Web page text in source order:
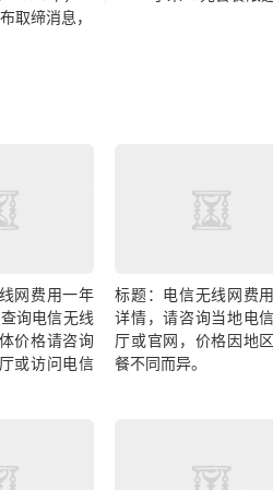
取缔消息，
网费用一年
询电信无线
价格请咨询
或访问电信
标题：电信无线网费
详情，请咨询当地电
厅或官网，价格因地
餐不同而异。